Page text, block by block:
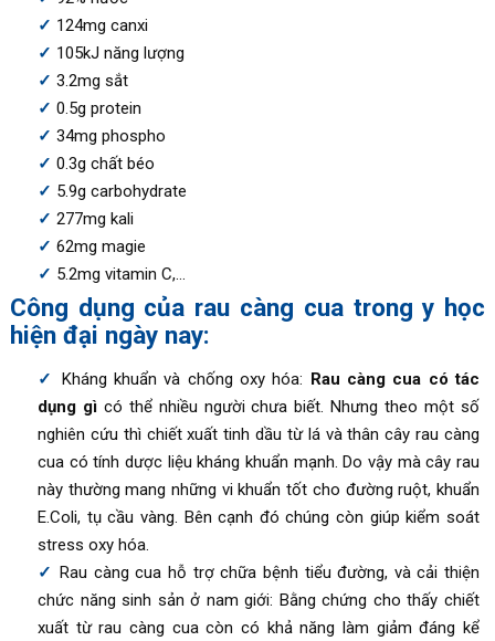
124mg canxi
105kJ năng lượng
3.2mg sắt
0.5g protein
34mg phospho
0.3g chất béo
5.9g carbohydrate
277mg kali
62mg magie
5.2mg vitamin C,…
Công dụng của rau càng cua trong y học
hiện đại ngày nay:
Kháng khuẩn và chống oxy hóa:
Rau càng cua có tác
dụng gìcó thể nhiều người chưa biết. Nhưng theo một số
nghiên cứu thì chiết xuất tinh dầu từ lá và thân cây rau càng
cua có tính dược liệu kháng khuẩn mạnh. Do vậy mà cây rau
này thường mang những vi khuẩn tốt cho đường ruột, khuẩn
E.Coli, tụ cầu vàng. Bên cạnh đó chúng còn giúp kiểm soát
stress oxy hóa.
Rau càng cua hỗ trợ chữa bệnh tiểu đường, và cải thiện
chức năng sinh sản ở nam giới: Bằng chứng cho thấy chiết
xuất từ rau càng cua còn có khả năng làm giảm đáng kể